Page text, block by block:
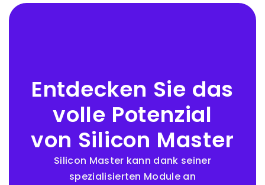
Entdecken Sie das
volle Potenzial
von Silicon Master
Silicon Master kann dank seiner
spezialisierten Module an